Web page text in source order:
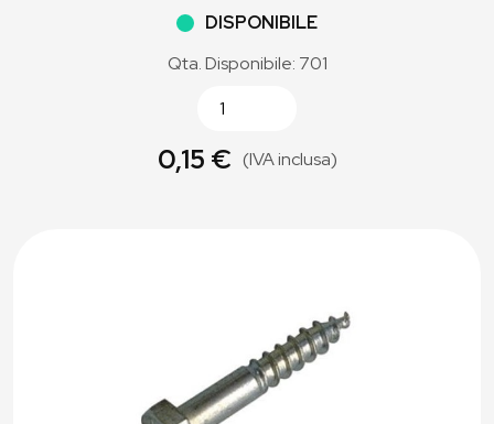
DISPONIBILE
Qta. Disponibile: 701
0,15 € (IVA inclusa)